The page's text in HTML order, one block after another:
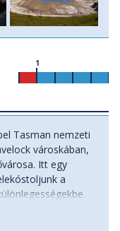
1
Tasman nemzeti
városkában,
Itt egy
a
ránk, majd